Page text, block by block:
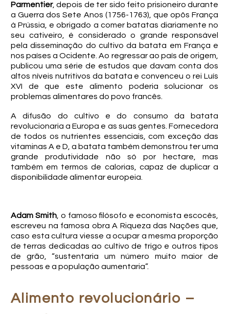
Parmentier, depois de ter sido feito prisioneiro durante
a Guerra dos Sete Anos (1756-1763), que opôs França
à Prússia, e obrigado a comer batatas diariamente no
seu cativeiro, é considerado o grande responsável
pela disseminação do cultivo da batata em França e
nos países a Ocidente. Ao regressar ao país de origem,
publicou uma série de estudos que davam conta dos
altos níveis nutritivos da batata e convenceu o rei Luís
XVI de que este alimento poderia solucionar os
problemas alimentares do povo francês.
A difusão do cultivo e do consumo da batata
revolucionaria a Europa e as suas gentes. Fornecedora
de todos os nutrientes essenciais, com exceção das
vitaminas A e D, a batata também demonstrou ter uma
grande produtividade não só por hectare, mas
também em termos de calorias, capaz de duplicar a
disponibilidade alimentar europeia.
Adam Smith, o famoso filósofo e economista escocês,
escreveu na famosa obra A Riqueza das Nações que,
caso esta cultura viesse a ocupar a mesma proporção
de terras dedicadas ao cultivo de trigo e outros tipos
de grão, “sustentaria um número muito maior de
pessoas e a população aumentaria”.
Alimento revolucionário –